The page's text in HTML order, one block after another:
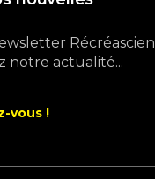
notre actualité...
vous !